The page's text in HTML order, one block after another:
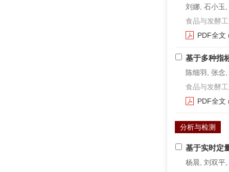
刘娜, 石小玉
食品与发酵
PDF全文
基于多种指
陈细羽, 张念
食品与发酵
PDF全文
分析与检测
基于实时定
杨晨, 刘双平